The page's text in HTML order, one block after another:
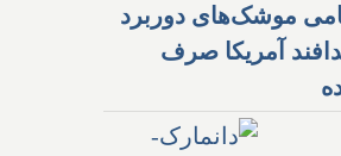
موشک‌های دوربرد
پدافند آمریکا صرف